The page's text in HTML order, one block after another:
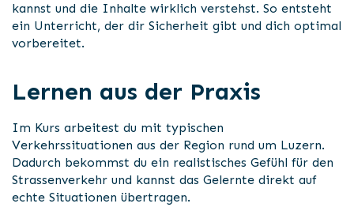
kannst und die Inhalte wirklich verstehst. So entsteht
ein Unterricht, der dir Sicherheit gibt und dich optimal
vorbereitet.
Lernen aus der Praxis
Im Kurs arbeitest du mit typischen
Verkehrssituationen aus der Region rund um Luzern.
Dadurch bekommst du ein realistisches Gefühl für den
Strassenverkehr und kannst das Gelernte direkt auf
echte Situationen übertragen.